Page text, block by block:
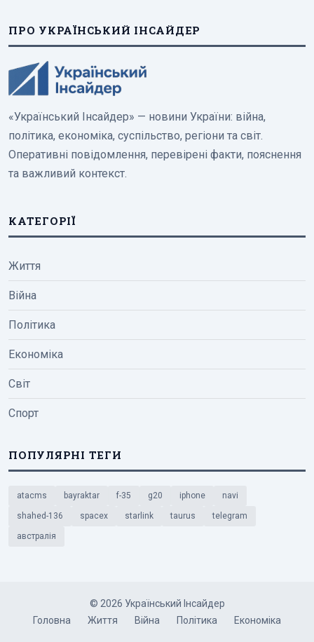
ПРО УКРАЇНСЬКИЙ ІНСАЙДЕР
«Український Інсайдер» — новини України: війна,
політика, економіка, суспільство, регіони та світ.
Оперативні повідомлення, перевірені факти, пояснення
та важливий контекст.
КАТЕГОРІЇ
Життя
Війна
Політика
Економіка
Світ
Спорт
ПОПУЛЯРНІ ТЕГИ
atacms bayraktar f-35 g20 iphone navi
shahed-136 spacex starlink taurus telegram
австралія
© 2026 Український Інсайдер
Головна
Життя Війна Політика Економіка